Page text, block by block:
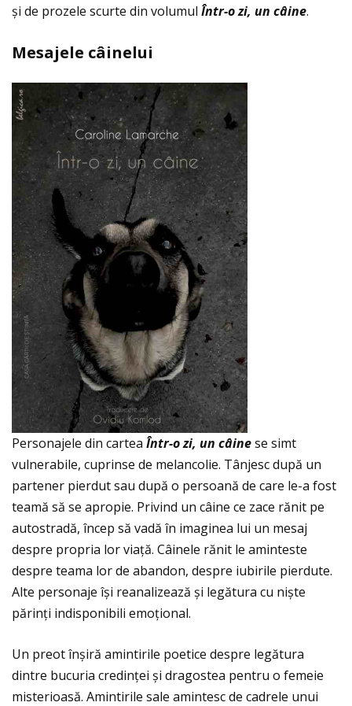
și de prozele scurte din volumul Într-o zi, un câine.
Mesajele câinelui
Personajele din cartea Într-o zi, un câinese simt
vulnerabile, cuprinse de melancolie. Tânjesc după un
partener pierdut sau după o persoană de care le-a fost
teamă să se apropie. Privind un câine ce zace rănit pe
autostradă, încep să vadă în imaginea lui un mesaj
despre propria lor viaţă. Câinele rănit le aminteste
despre teama lor de abandon, despre iubirile pierdute.
Alte personaje își reanalizează și legătura cu niște
părinţi indisponibili emoţional.
Un preot înșiră amintirile poetice despre legătura
dintre bucuria credinţei și dragostea pentru o femeie
misterioasă. Amintirile sale amintesc de cadrele unui